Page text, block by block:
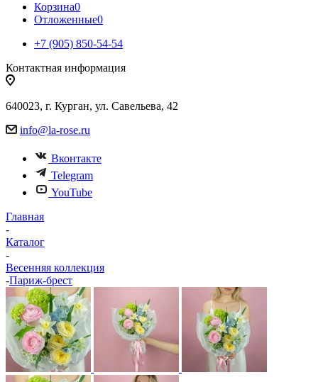
Корзина0
Отложенные0
+7 (905) 850-54-54
Контактная информация
640023, г. Курган, ул. Савельева, 42
info@la-rose.ru
Вконтакте
Telegram
YouTube
Главная
-
Каталог
-
Весенняя коллекция
-Париж-брест